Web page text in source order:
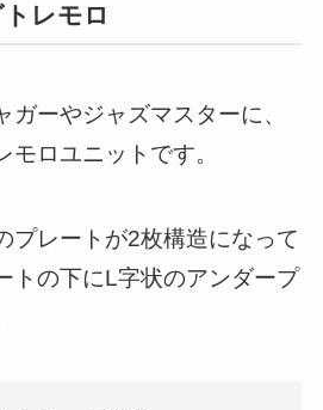
プサウンズ時代は、コ
たままアームダウンと
っていました。
レモロ
ガーやジャズマスターに、
ロユニットです。
プレートが2枚構造になって
トの下にL字状のアンダープ